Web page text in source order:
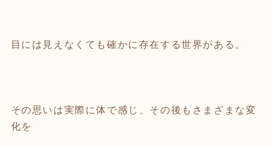
目には見えなくても確かに存在する世界がある。
その思いは実際に体で感じ、その後もさまざまな変
化を